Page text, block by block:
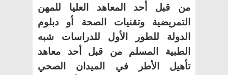
من قبل أحد المعاهد العليا للمهن
التمريضية وتقنيات الصحة أو دبلوم
الدولة للطور الأول للدراسات شبه
الطبية المسلم من قبل أحد معاهد
تأهيل الأطر في الميدان الصحي